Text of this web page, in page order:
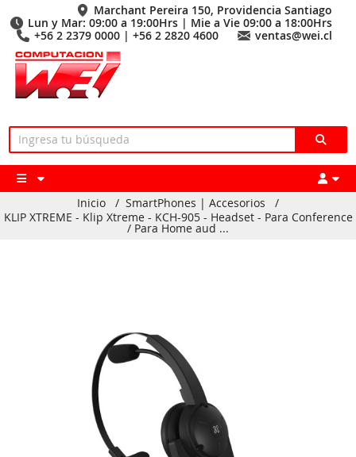
Marchant Pereira 150, Providencia Santiago
Lun y Mar: 09:00 a 19:00Hrs | Mie a Vie 09:00 a 18:00Hrs
+56 2 2379 0000 | +56 2 2820 4600
ventas@wei.cl
Inicio / SmartPhones | Accesorios
/
KLIP XTREME - Klip Xtreme - KCH-905 - Headset - Para Conference
/ Para Home aud ...